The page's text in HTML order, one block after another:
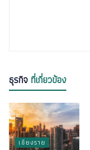
ธุรกิจ ที่เกี่ยวข้อง
เชียงราย